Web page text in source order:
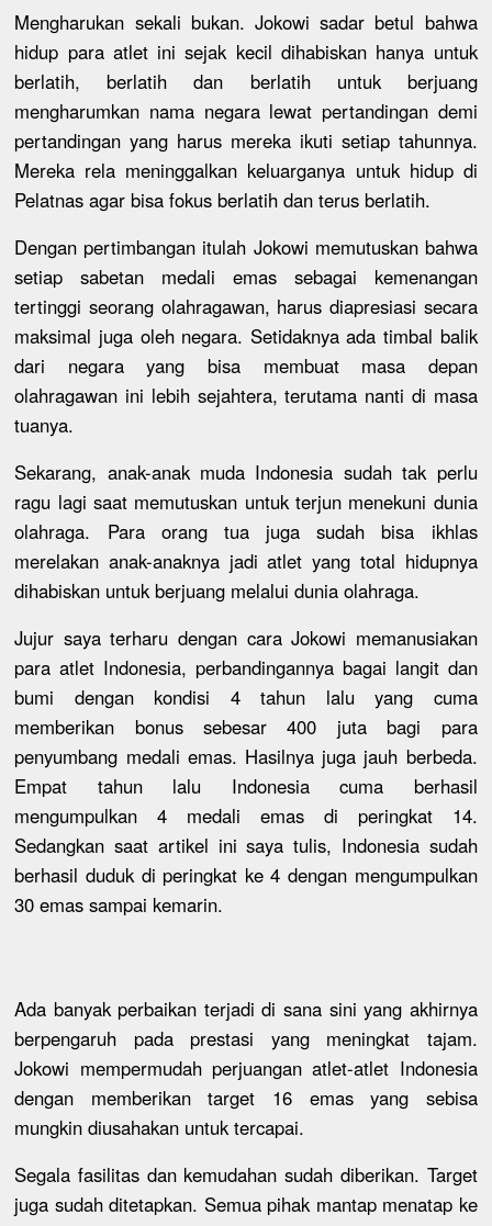
Mengharukan sekali bukan. Jokowi sadar betul bahwa
hidup para atlet ini sejak kecil dihabiskan hanya untuk
berlatih, berlatih dan berlatih untuk berjuang
mengharumkan nama negara lewat pertandingan demi
pertandingan yang harus mereka ikuti setiap tahunnya.
Mereka rela meninggalkan keluarganya untuk hidup di
Pelatnas agar bisa fokus berlatih dan terus berlatih.
Dengan pertimbangan itulah Jokowi memutuskan bahwa
setiap sabetan medali emas sebagai kemenangan
tertinggi seorang olahragawan, harus diapresiasi secara
maksimal juga oleh negara. Setidaknya ada timbal balik
dari negara yang bisa membuat masa depan
olahragawan ini lebih sejahtera, terutama nanti di masa
tuanya.
Sekarang, anak-anak muda Indonesia sudah tak perlu
ragu lagi saat memutuskan untuk terjun menekuni dunia
olahraga. Para orang tua juga sudah bisa ikhlas
merelakan anak-anaknya jadi atlet yang total hidupnya
dihabiskan untuk berjuang melalui dunia olahraga.
Jujur saya terharu dengan cara Jokowi memanusiakan
para atlet Indonesia, perbandingannya bagai langit dan
bumi dengan kondisi 4 tahun lalu yang cuma
memberikan bonus sebesar 400 juta bagi para
penyumbang medali emas. Hasilnya juga jauh berbeda.
Empat tahun lalu Indonesia cuma berhasil
mengumpulkan 4 medali emas di peringkat 14.
Sedangkan saat artikel ini saya tulis, Indonesia sudah
berhasil duduk di peringkat ke 4 dengan mengumpulkan
30 emas sampai kemarin.
Ada banyak perbaikan terjadi di sana sini yang akhirnya
berpengaruh pada prestasi yang meningkat tajam.
Jokowi mempermudah perjuangan atlet-atlet Indonesia
dengan memberikan target 16 emas yang sebisa
mungkin diusahakan untuk tercapai.
Segala fasilitas dan kemudahan sudah diberikan. Target
juga sudah ditetapkan. Semua pihak mantap menatap ke